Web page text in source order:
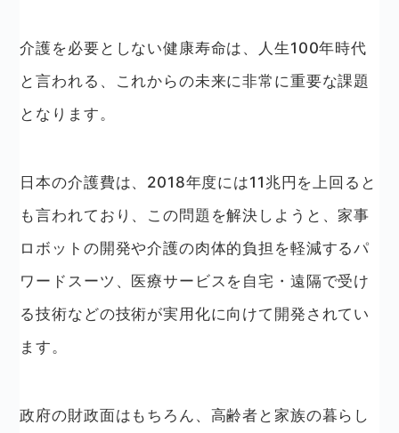
介護を必要としない健康寿命は、人生100年時代
と言われる、これからの未来に非常に重要な課題
となります。
日本の介護費は、2018年度には11兆円を上回ると
も言われており、この問題を解決しようと、家事
ロボットの開発や介護の肉体的負担を軽減するパ
ワードスーツ、医療サービスを自宅・遠隔で受け
る技術などの技術が実用化に向けて開発されてい
ます。
政府の財政面はもちろん、高齢者と家族の暮らし